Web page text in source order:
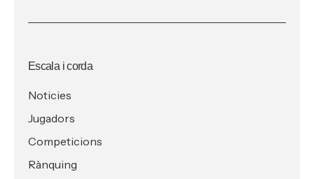
Escala i corda
Noticies
Jugadors
Competicions
Rànquing